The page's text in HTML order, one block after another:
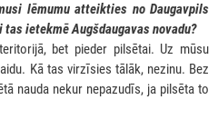
lēmumu atteikties no Daugavpils
ietekmē Augšdaugavas novadu?
bet pieder pilsētai. Uz mūsu
Kā tas virzīsies tālāk, nezinu. Bez
nauda nekur nepazudīs, ja pilsēta to